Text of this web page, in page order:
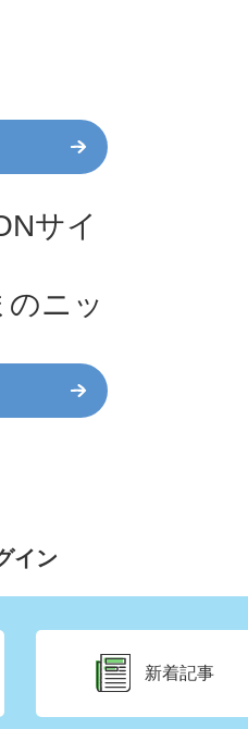
サイ
ニッ
イン
新着記事